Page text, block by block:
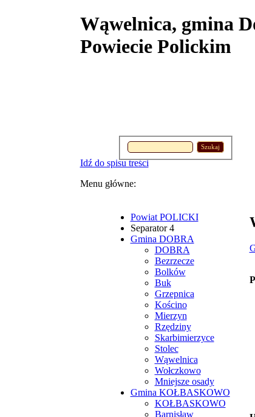
Wąwelnica, gmina
Powiecie Polickim
Szukaj
Idź do spisu treści
Menu główne:
Powiat POLICKI
Separator 4
Gmina DOBRA
DOBRA
Bezrzecze
Bolków
Buk
Grzepnica
Kościno
Mierzyn
Rzędziny
Skarbimierzyce
Stolec
Wąwelnica
Wołczkowo
Mniejsze osady
Gmina KOŁBASKOWO
KOŁBASKOWO
Barnisław